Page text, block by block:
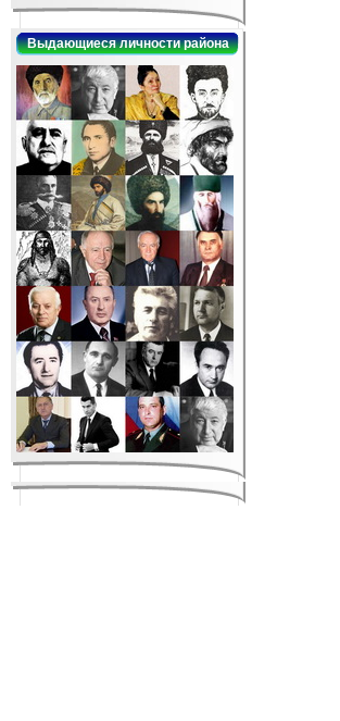
Выдающиеся личности района